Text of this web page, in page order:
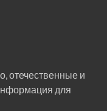
отечественные и
для